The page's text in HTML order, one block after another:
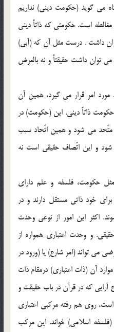
مي گويد (حكومت ديني) نداريم
است. حكومتي كه ذاتاً ديني
داشت . درست مثل آن كه (آبي)
توان داشت حقيقتاً و نه بالعرض
امر قرار مي گيرد، همين آن
ذاتاً ديني. اين (حكومت) در
متّحد مي شود و همين اتّحاد سبب
و اين اتّصاف حقيقي است نه
مثل حكومت، فلسفه و علم داراي
خود ذاتي مستقل دارند و در
اكثر اين امور از نوعي وحدت
و وحدت اعتباري همواره از
تواند (امر شارع) يا (ورود در
آن (ذات اعتباري) درمقام ذات
كه در قرآن در باب حقيقت و
روي هم رفته مركبي اعتباري
اسلامي) خواند. اين مركب